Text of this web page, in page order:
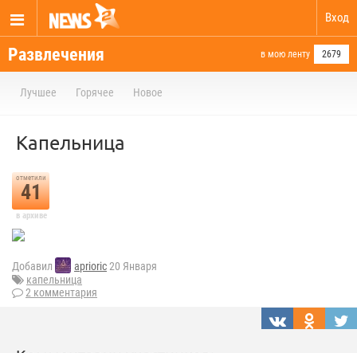
Вход
Развлечения в мою ленту 2679
Лучшее Горячее Новое
Капельница
отметили
41
в архиве
Добавил aprioric20 Января
капельница
2 комментария